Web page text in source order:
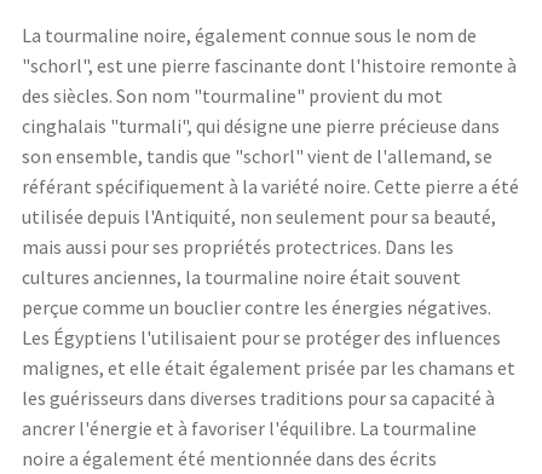
La tourmaline noire, également connue sous le nom de
"schorl", est une pierre fascinante dont l'histoire remonte à
des siècles. Son nom "tourmaline" provient du mot
cinghalais "turmali", qui désigne une pierre précieuse dans
son ensemble, tandis que "schorl" vient de l'allemand, se
référant spécifiquement à la variété noire. Cette pierre a été
utilisée depuis l'Antiquité, non seulement pour sa beauté,
mais aussi pour ses propriétés protectrices. Dans les
cultures anciennes, la tourmaline noire était souvent
perçue comme un bouclier contre les énergies négatives.
Les Égyptiens l'utilisaient pour se protéger des influences
malignes, et elle était également prisée par les chamans et
les guérisseurs dans diverses traditions pour sa capacité à
ancrer l'énergie et à favoriser l'équilibre. La tourmaline
noire a également été mentionnée dans des écrits